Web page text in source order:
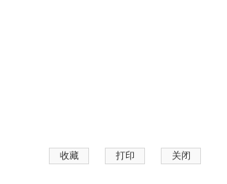
收藏 打印 关闭